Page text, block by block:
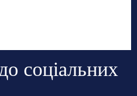
соціальних